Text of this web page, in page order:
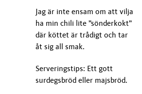
Jag är inte ensam om att vilja
ha min chili lite ”sönderkokt”
där köttet är trådigt och tar
åt sig all smak.
Serveringstips: Ett gott
surdegsbröd eller majsbröd.